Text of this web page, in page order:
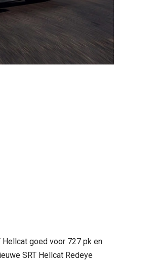
Hellcat goed voor 727 pk en
SRT Hellcat Redeye